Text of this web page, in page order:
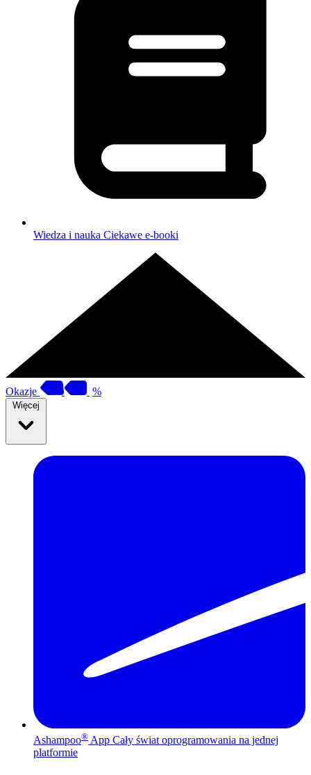
Wiedza i nauka Ciekawe e-booki
Okazje %
Więcej
Ashampoo® App Cały świat oprogramowania na jednej
platformie